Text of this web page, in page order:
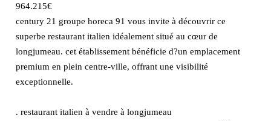
964.215€
century 21 groupe horeca 91 vous invite à découvrir ce
superbe restaurant italien idéalement situé au cœur de
longjumeau. cet établissement bénéficie d?un emplacement
premium en plein centre-ville, offrant une visibilité
exceptionnelle.
. restaurant italien à vendre à longjumeau